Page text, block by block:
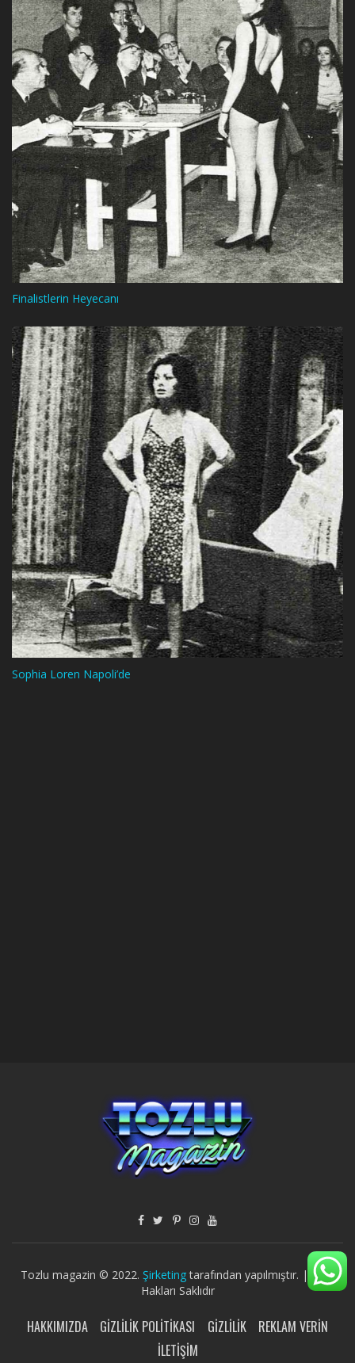
Finalistlerin Heyecanı
Sophia Loren Napoli’de
Tozlu magazin © 2022. Şirketingtarafından yapılmıştır. | Tüm
Hakları Saklıdır
HAKKIMIZDA GIZLILIK POLITIKASI GIZLILIK
REKLAM VERIN
İLETIŞIM